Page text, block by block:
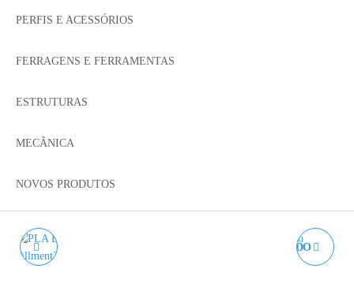
PERFIS E ACESSÓRIOS
FERRAGENS E FERRAMENTAS
ESTRUTURAS
MECÂNICA
NOVOS PRODUTOS
PARAFUSO SEXTAVADO